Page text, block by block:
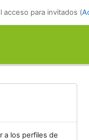
acceso para invitados (
a los perfiles de